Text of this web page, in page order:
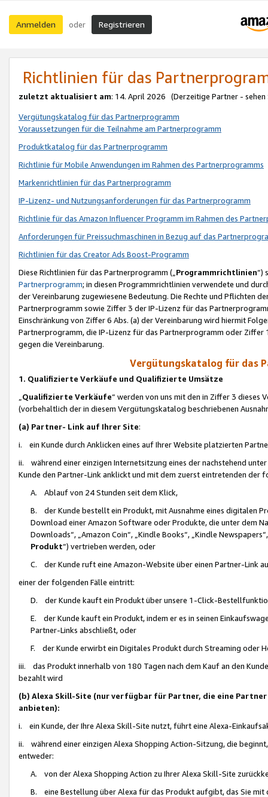
Anmelden oder Registrieren
Richtlinien für das
zuletzt aktualisiert am: 14. April 2026 (Derzeitige Partner - sehen
Vergütungskatalog für das Partnerprogramm
Voraussetzungen für die Teilnahme am Partnerprogramm
Produktkatalog für das Partnerprogramm
Richtlinie für Mobile Anwendungen im Rahmen des Partnerprogramms
Markenrichtlinien für das Partnerprogramm
IP-Lizenz- und Nutzungsanforderungen für das Partnerprogramm
Richtlinie für das Amazon Influencer Programm im Rahmen des
Anforderungen für Preissuchmaschinen in Bezug auf das
Richtlinien für das Creator Ads Boost-Programm
Diese Richtlinien für das Partnerprogramm („Programmrichtlinien“)
Partnerprogramm; in diesen Programmrichtlinien verwendete und
der Vereinbarung zugewiesene Bedeutung. Die Rechte und Pflichten
Partnerprogramm sowie Ziffer 3 der IP-Lizenz für das
Einschränkung von Ziffer 6 Abs. (a) der Vereinbarung wird hiermit
Partnerprogramm, die IP-Lizenz für das Partnerprogramm oder
gegen die Vereinbarung.
Vergütungskatalog für das
1. Qualifizierte Verkäufe und Qualifizierte Umsätze
Qualifizierte Verkäufe“ werden von uns mit den in Ziffer 3
(vorbehaltlich der in diesem Vergütungskatalog beschriebenen
(a) Partner- Link auf Ihrer Site:
i. ein Kunde durch Anklicken eines auf Ihrer Website platzierten
ii. während einer einzigen Internetsitzung eines der nachstehend
Kunde den Partner-Link anklickt und mit dem zuerst eintretenden der
A. Ablauf von 24 Stunden seit dem Klick,
B. der Kunde bestellt ein Produkt, mit Ausnahme eines digitalen
Download einer Amazon Software oder Produkte, die unter dem
Downloads“, „Amazon Coin“, „Kindle Books“, „Kindle
Produkt“) vertrieben werden, oder
C. der Kunde ruft eine Amazon-Website über einen Partner-Link
einer der folgenden Fälle eintritt:
D. der Kunde kauft ein Produkt über unsere 1-Click-
E. der Kunde kauft ein Produkt, indem er es in seinen
Partner-Links abschließt, oder
F. der Kunde erwirbt ein Digitales Produkt durch Streaming oder
iii. das Produkt innerhalb von 180 Tagen nach dem Kauf an den
bezahlt wird
(b) Alexa Skill-Site (nur verfügbar für Partner, die eine
anbieten):
i. ein Kunde, der Ihre Alexa Skill-Site nutzt, führt eine Alexa-
ii. während einer einzigen Alexa Shopping Action-Sitzung, die
entweder:
A. von der Alexa Shopping Action zu Ihrer Alexa Skill-Site
B. eine Bestellung über Alexa für das Produkt aufgibt, das Sie mit